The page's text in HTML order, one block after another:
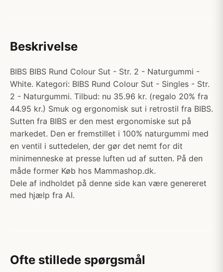
Beskrivelse
BIBS BIBS Rund Colour Sut - Str. 2 - Naturgummi -
White. Kategori: BIBS Rund Colour Sut - Singles - Str.
2 - Naturgummi. Tilbud: nu 35.96 kr. (regalo 20% fra
44.95 kr.) Smuk og ergonomisk sut i retrostil fra BIBS.
Sutten fra BIBS er den mest ergonomiske sut på
markedet. Den er fremstillet i 100% naturgummi med
en ventil i suttedelen, der gør det nemt for dit
minimenneske at presse luften ud af sutten. På den
måde former Køb hos Mammashop.dk.
Dele af indholdet på denne side kan være genereret
med hjælp fra AI.
Ofte stillede spørgsmål